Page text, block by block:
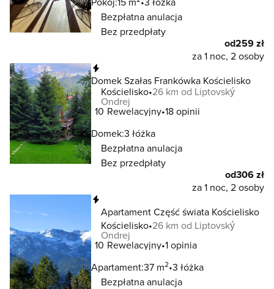
Bezpłatna anulacja
Bez przedpłaty
od259 zł
za 1 noc, 2 osoby
Domek Szałas Frankówka Kościelisko
Kościelisko 26 km od Liptovský
Ondrej
10 Rewelacyjny 18 opinii
Domek:3 łóżka
Bezpłatna anulacja
Bez przedpłaty
od306 zł
za 1 noc, 2 osoby
Apartament Część świata Kościelisko
Kościelisko 26 km od Liptovský
Ondrej
10 Rewelacyjny 1 opinia
Apartament:37 m2 3 łóżka
Bezpłatna anulacja